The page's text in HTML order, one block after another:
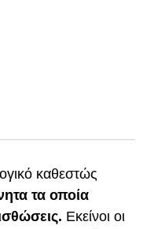
καθεστώς
τα οποία
Εκείνοι οι